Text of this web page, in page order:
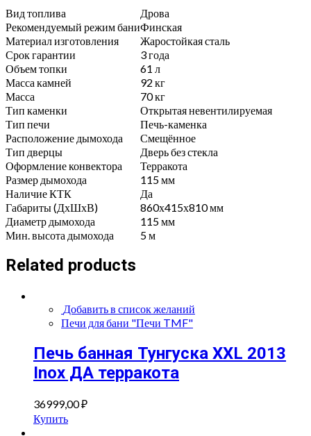
Вид топлива
Дрова
Рекомендуемый режим баниФинская
Материал изготовления
Жаростойкая сталь
Срок гарантии
3 года
Объем топки
61 л
Масса камней
92 кг
Масса
70 кг
Тип каменки
Открытая невентилируемая
Тип печи
Печь-каменка
Расположение дымохода
Смещённое
Тип дверцы
Дверь без стекла
Оформление конвектора
Терракота
Размер дымохода
115 мм
Наличие КТК
Да
Габариты (ДхШхВ)
860х415х810 мм
Диаметр дымохода
115 мм
Мин. высота дымохода
5 м
Related products
Добавить в список желаний
Печи для бани "Печи TMF"
Печь банная Тунгуска XXL 2013
Inox ДА терракота
36999,00₽
Купить